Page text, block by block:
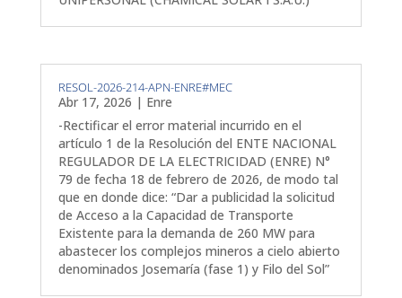
RESOL-2026-214-APN-ENRE#MEC
Abr 17, 2026 | Enre
-Rectificar el error material incurrido en el
artículo 1 de la Resolución del ENTE NACIONAL
REGULADOR DE LA ELECTRICIDAD (ENRE) N°
79 de fecha 18 de febrero de 2026, de modo tal
que en donde dice: “Dar a publicidad la solicitud
de Acceso a la Capacidad de Transporte
Existente para la demanda de 260 MW para
abastecer los complejos mineros a cielo abierto
denominados Josemaría (fase 1) y Filo del Sol”